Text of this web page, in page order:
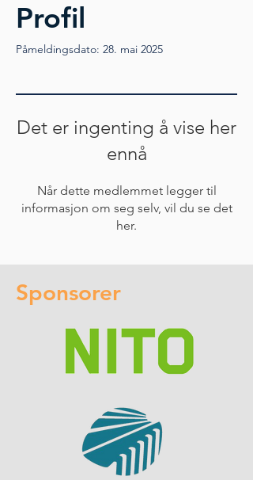
Profil
Påmeldingsdato: 28. mai 2025
Det er ingenting å vise her
ennå
Når dette medlemmet legger til
informasjon om seg selv, vil du se det
her.
Sponsorer